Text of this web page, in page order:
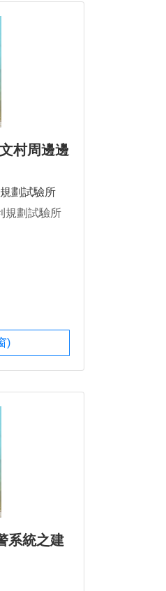
村周邊邊
劃試驗所
規劃試驗所
)
系統之建